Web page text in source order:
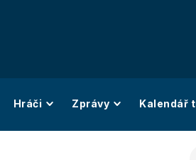
Hráči Zprávy Kalendář